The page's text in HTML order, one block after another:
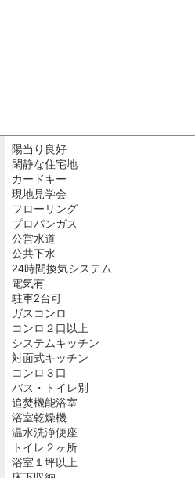
陽当り良好
閑静な住宅地
カードキー
現地見学会
フローリング
プロパンガス
公営水道
公共下水
24時間換気システム
電気有
駐車2台可
ガスコンロ
コンロ２口以上
システムキッチン
対面式キッチン
コンロ３口
バス・トイレ別
追焚機能浴室
浴室乾燥機
温水洗浄便座
トイレ２ヶ所
浴室１坪以上